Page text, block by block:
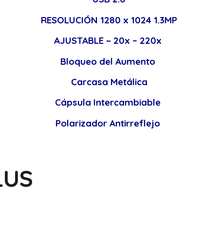
RESOLUCIÓN 1280 x 1024 1.3MP
AJUSTABLE ~ 20x – 220x
Bloqueo del Aumento
Carcasa Metálica
Cápsula Intercambiable
Polarizador Antirreflejo